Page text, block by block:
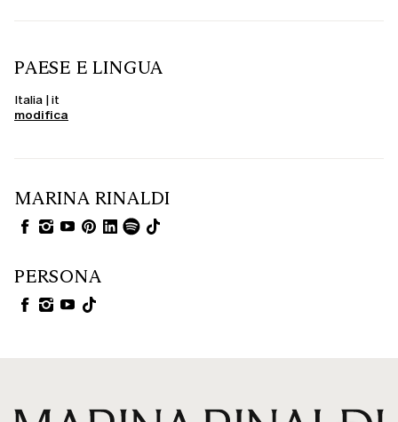
PAESE E LINGUA
Italia | it
modifica
MARINA RINALDI
PERSONA